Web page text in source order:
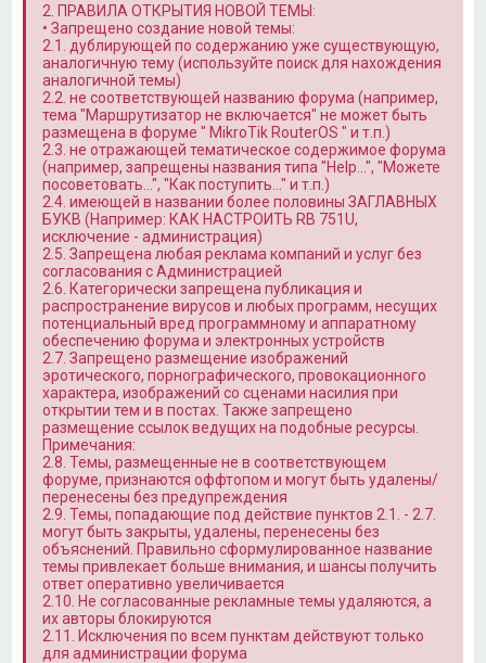
2. ПРАВИЛА ОТКРЫТИЯ НОВОЙ ТЕМЫ:
• Запрещено создание новой темы:
2.1. дублирующей по содержанию уже существующую,
аналогичную тему (используйте поиск для нахождения
аналогичной темы)
2.2. не соответствующей названию форума (например,
тема "Маршрутизатор не включается" не может быть
размещена в форуме " MikroTik RouterOS " и т.п.)
2.3. не отражающей тематическое содержимое форума
(например, запрещены названия типа "Help…", "Можете
посоветовать…", "Как поступить…" и т.п.)
2.4. имеющей в названии более половины ЗАГЛАВНЫХ
БУКВ (Например: КАК НАСТРОИТЬ RB 751U,
исключение - администрация)
2.5. Запрещена любая реклама компаний и услуг без
согласования с Администрацией
2.6. Категорически запрещена публикация и
распространение вирусов и любых программ, несущих
потенциальный вред программному и аппаратному
обеспечению форума и электронных устройств
2.7. Запрещено размещение изображений
эротического, порнографического, провокационного
характера, изображений со сценами насилия при
открытии тем и в постах. Также запрещено
размещение ссылок ведущих на подобные ресурсы.
Примечания:
2.8. Темы, размещенные не в соответствующем
форуме, признаются оффтопом и могут быть удалены/
перенесены без предупреждения
2.9. Темы, попадающие под действие пунктов 2.1. - 2.7.
могут быть закрыты, удалены, перенесены без
объяснений. Правильно сформулированное название
темы привлекает больше внимания, и шансы получить
ответ оперативно увеличивается
2.10. Не согласованные рекламные темы удаляются, а
их авторы блокируются
2.11. Исключения по всем пунктам действуют только
для администрации форума